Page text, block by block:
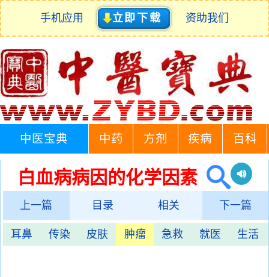
手机应用 立即下载 资助我们
中医宝典 中药 方剂 疾病 百科
白血病病因的化学因素
上一篇 目录 相关 下一篇
耳鼻 传染 皮肤 肿瘤 急救 就医 生活